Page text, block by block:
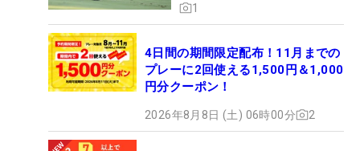
1
4日間の期間限定配布！11月までの
プレーに2回使える1,500円＆1,000
円分クーポン！
2026年8月8日 (土) 06時00分 2